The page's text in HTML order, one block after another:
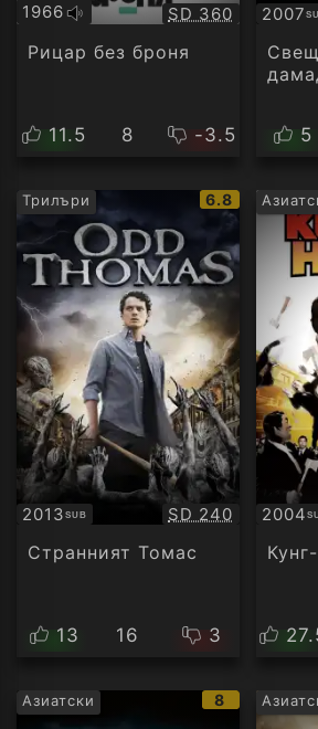
1966
Оригинално
аудио
Качество:
SD 360
Рицар без броня
11.5 8 -3.5
2007
5
Трилъри
IMDb
рейтинг:
6.8
2013SUB
Субтитри Качество:
SD 240
Странният Томас
13 16 3
2004
Азиатски
IMDb
рейтинг:
8